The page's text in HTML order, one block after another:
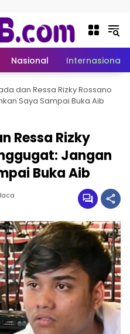
Nasional Internasional
dan Ressa Rizky Rossano
Saya Sampai Buka Aib
Ressa Rizky
Jangan
Buka Aib